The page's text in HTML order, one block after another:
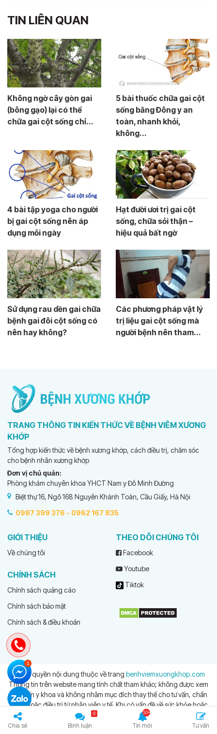
TIN LIÊN QUAN
Không ngờ cây gòn gai
(bông gạo) lại có thể
chữa gai cột sống chỉ...
5 bài thuốc chữa gai cột
sống bằng Đông y an
toàn, nhanh khỏi,
không...
4 bài tập yoga cho người
bị gai cột sống nên áp
dụng mỗi ngày
Hạt đười ươi trị gai cột
sống, chữa sỏi thận –
hiệu quả bất ngờ
Sử dụng rau dền gai chữa
bệnh gai đôi cột sống có
nên hay không?
Các phương pháp vật lý
trị liệu gai cột sống mà
người bệnh nên tham...
TRANG THÔNG TIN KIẾN THỨC VỀ BỆNH VIÊM XƯƠNG
KHỚP
Tổng hợp kiến thức về bệnh xương khớp, cách điều trị, chăm sóc
cho bệnh nhân xương khớp
Đơn vị chủ quản:
Phòng khám chuyên khoa YHCT Nam y Đỗ Minh Đường
Biệt thự 16, Ngõ 168 Nguyễn Khánh Toàn, Cầu Giấy, Hà Nội
0987 399 376 - 0962 167 835
GIỚI THIỆU
Về chúng tôi
CHÍNH SÁCH
Chính sách quảng cáo
Chính sách bảo mật
Chính sách & điều khoản
THEO DÕI CHÚNG TÔI
Facebook
Youtube
Tiktok
© Bản quyền nội dung thuộc về trang benhviemxuongkhop.com
Thông tin trên website mang tính chất tham khảo; không được xem
là tư vấn y khoa và không nhằm mục đích thay thế cho tư vấn, chẩn
đoán hoặc điều trị từ nhân viên y tế. Khi có vấn đề về sức khỏe hoặc
cần hỗ trợ cấp cứu người đọc cần liên hệ bác sĩ và cơ sở y tế gần
Chia sẻ Bình luận
0
Tin mới Tư vấn